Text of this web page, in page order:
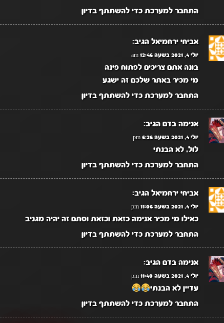
התחבר למערכת כדי להשתתף בדיון
אביחי ירחמיאל הגיב:
יולי 4, 2021 בשעה 12:46 am
בונה אתם צריכים לפתוח פינה
מי מכיר באתר שלכם זה ישגע
התחבר למערכת כדי להשתתף בדיון
אנימה בדם הגיב:
יולי 4, 2021 בשעה 6:26 pm
לול, לא הבנתי
התחבר למערכת כדי להשתתף בדיון
אביחי ירחמיאל הגיב:
יולי 4, 2021 בשעה 11:06 pm
כאילו מי מכיר אנימה כזאת וכזאת וסתם זה יהיה מגניב
התחבר למערכת כדי להשתתף בדיון
אנימה בדם הגיב:
יולי 4, 2021 בשעה 11:40 pm
עדיין לא הבנתי
התחבר למערכת כדי להשתתף בדיון